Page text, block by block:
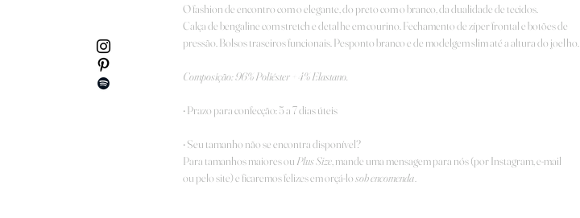
O fashion de encontro com o elegante, do preto com o branco, da dualidade de tecidos.
Calça de bengaline com stretch e detalhe em courino. Fechamento de zíper frontal e botões de
pressão. Bolsos traseiros funcionais. Pesponto branco e de modelgem slim até a altura do joelho.
Composição:96% Poliéster + 4% Elastano.
• Prazo para confecção: 5 a 7 dias úteis
• Seu tamanho não se encontra disponível?
Para tamanhos maiores ou Plus Size, mande uma mensagem para nós (por Instagram, e-mail
ou pelo site) e ficaremos felizes em orçá-losob encomenda.